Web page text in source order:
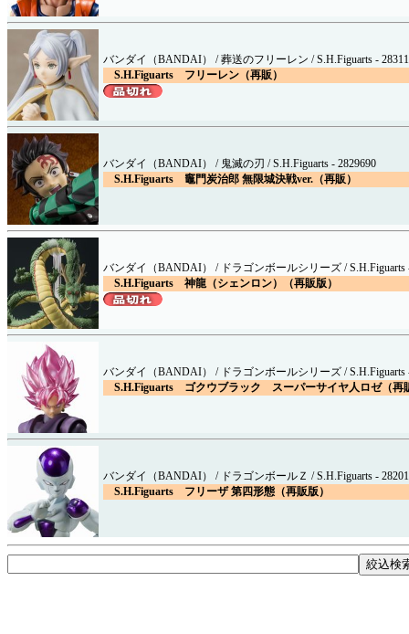
バンダイ（BANDAI） / 葬送のフリーレン / S.H.Figuarts -
S.H.Figuarts フリーレン（再販）
バンダイ（BANDAI） / 鬼滅の刃 / S.H.Figuarts - 2829690
S.H.Figuarts 竈門炭治郎 無限城決戦ver.（再販）
バンダイ（BANDAI） / ドラゴンボールシリーズ / S.H.Figuarts
S.H.Figuarts 神龍（シェンロン）（再販版）
バンダイ（BANDAI） / ドラゴンボールシリーズ / S.H.Figuarts
S.H.Figuarts ゴクウブラック スーパーサイヤ人ロゼ（再
バンダイ（BANDAI） / ドラゴンボールＺ / S.H.Figuarts -
S.H.Figuarts フリーザ 第四形態（再販版）